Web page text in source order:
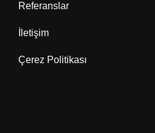
Referanslar
İletişim
Çerez Politikası